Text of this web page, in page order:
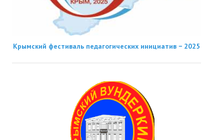
Крымский фестиваль педагогических инициатив − 2025